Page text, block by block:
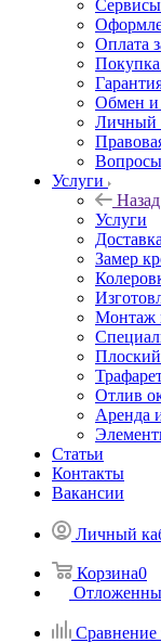
Сервисы
Оплата
Обмен и
Личный
Услуги
Назад
Услуги
Доставка
Замер
Монтаж
Плоский
Отлив
Аренда
Статьи
Контакты
Вакансии
Личный
Корзина0
Сравнение